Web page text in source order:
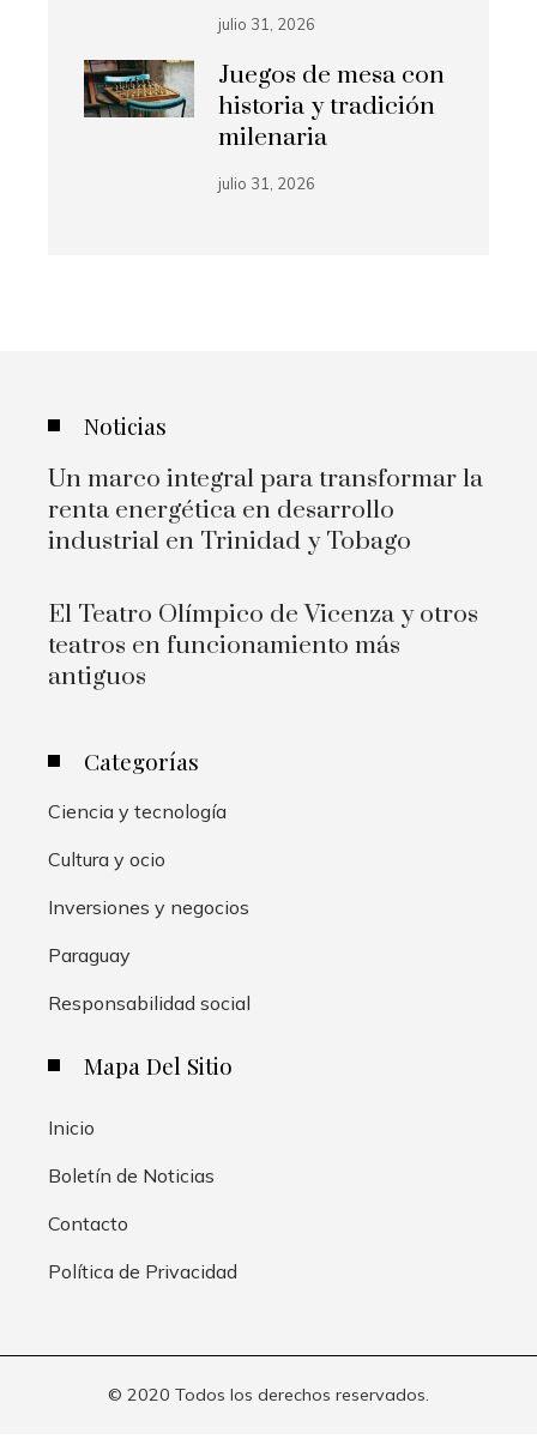
julio 31, 2026
Juegos de mesa con
historia y tradición
milenaria
julio 31, 2026
Noticias
Un marco integral para transformar la
renta energética en desarrollo
industrial en Trinidad y Tobago
El Teatro Olímpico de Vicenza y otros
teatros en funcionamiento más
antiguos
Categorías
Ciencia y tecnología
Cultura y ocio
Inversiones y negocios
Paraguay
Responsabilidad social
Mapa Del Sitio
Inicio
Boletín de Noticias
Contacto
Política de Privacidad
© 2020 Todos los derechos reservados.